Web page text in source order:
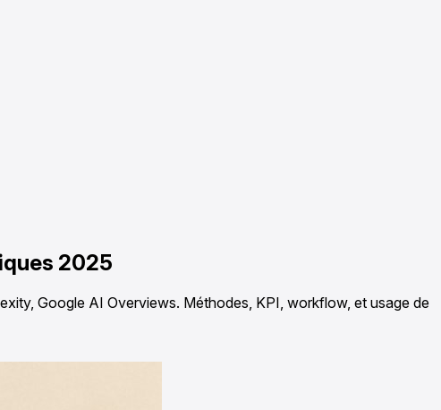
2025
Google AI Overviews. Méthodes, KPI, workflow, et usage de